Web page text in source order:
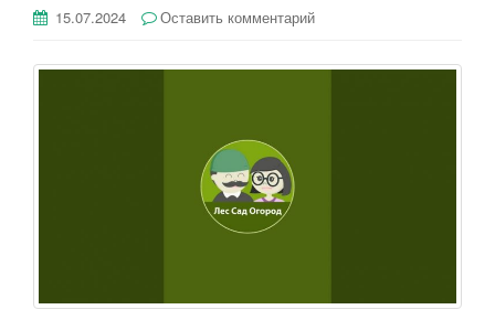
ь
15.07.2024 Оставить комментарий